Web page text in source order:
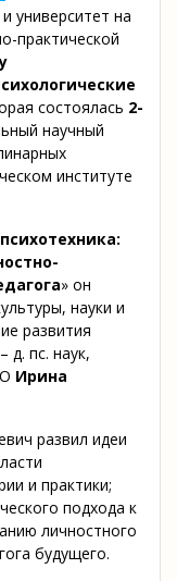
университет на
практической
состоялась 2-
научный
институте
» он
науки и
развития
д. пс. наук,
Ирина
развил идеи
и практики;
подхода к
личностного
будущего.